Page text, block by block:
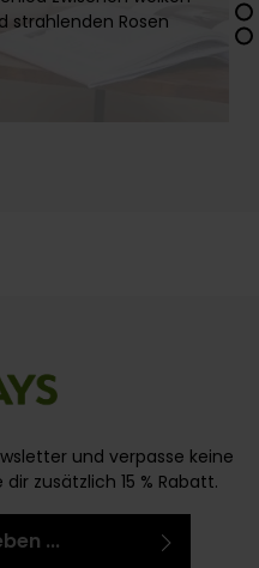
strahlenden Rosen
richtig
und verpasse keine
zusätzlich 15 % Rabatt.